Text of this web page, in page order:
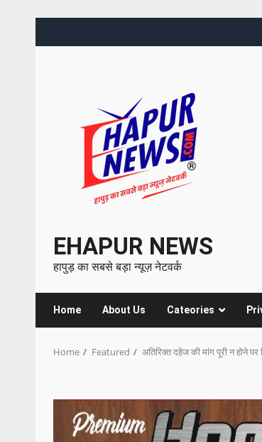
EHAPUR NEWS
हापुड़ का सबसे बड़ा न्यूज़ नेटवर्क
Home About Us Cateories
Home Featured अतिरिक्त दहेज की मांग पूरी न होने पर